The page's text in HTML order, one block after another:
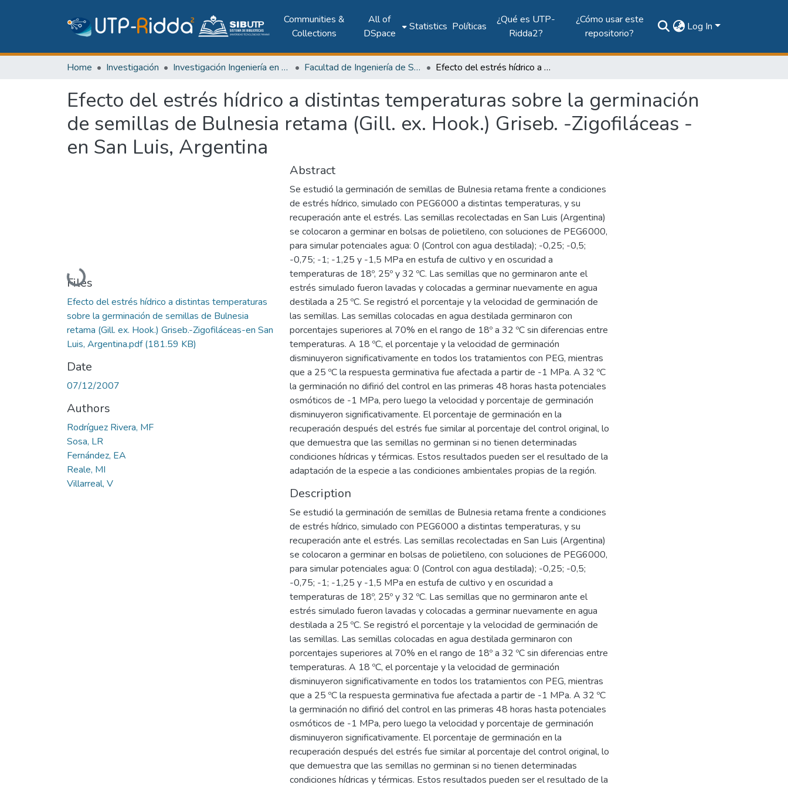
Communities &
Collections
All of
DSpace
Statistics Políticas
¿Qué es UTP-
Ridda2?
¿Cómo usar este
repositorio?
Log In
Home Investigación Investigación Ingeniería en computación e informática Facultad de Ingeniería de Sistemas Computacionales Efecto del estrés hídrico a distintas temperaturas sobre la germinación de semillas de Bulnesia retama (Gill. ex. Hook.) Griseb. -Zigofiláceas - en San Luis, Argentina
Efecto del estrés hídrico a distintas temperaturas sobre la germinación
de semillas de Bulnesia retama (Gill. ex. Hook.) Griseb. -Zigofiláceas -
en San Luis, Argentina
Loading...
Files
Efecto del estrés hídrico a distintas temperaturas
sobre la germinación de semillas de Bulnesia
retama (Gill. ex. Hook.) Griseb.-Zigofiláceas-en San
Luis, Argentina.pdf(181.59 KB)
Date
07/12/2007
Authors
Rodríguez Rivera, MF
Sosa, LR
Fernández, EA
Reale, MI
Villarreal, V
Abstract
Se estudió la germinación de semillas de Bulnesia retama frente a condiciones
de estrés hídrico, simulado con PEG6000 a distintas temperaturas, y su
recuperación ante el estrés. Las semillas recolectadas en San Luis (Argentina)
se colocaron a germinar en bolsas de polietileno, con soluciones de PEG6000,
para simular potenciales agua: 0 (Control con agua destilada); -0,25; -0,5;
-0,75; -1; -1,25 y -1,5 MPa en estufa de cultivo y en oscuridad a
temperaturas de 18º, 25º y 32 ºC. Las semillas que no germinaron ante el
estrés simulado fueron lavadas y colocadas a germinar nuevamente en agua
destilada a 25 ºC. Se registró el porcentaje y la velocidad de germinación de
las semillas. Las semillas colocadas en agua destilada germinaron con
porcentajes superiores al 70% en el rango de 18º a 32 ºC sin diferencias entre
temperaturas. A 18 ºC, el porcentaje y la velocidad de germinación
disminuyeron significativamente en todos los tratamientos con PEG, mientras
que a 25 ºC la respuesta germinativa fue afectada a partir de -1 MPa. A 32 ºC
la germinación no difirió del control en las primeras 48 horas hasta potenciales
osmóticos de -1 MPa, pero luego la velocidad y porcentaje de germinación
disminuyeron significativamente. El porcentaje de germinación en la
recuperación después del estrés fue similar al porcentaje del control original, lo
que demuestra que las semillas no germinan si no tienen determinadas
condiciones hídricas y térmicas. Estos resultados pueden ser el resultado de la
adaptación de la especie a las condiciones ambientales propias de la región.
Description
Se estudió la germinación de semillas de Bulnesia retama frente a condiciones
de estrés hídrico, simulado con PEG6000 a distintas temperaturas, y su
recuperación ante el estrés. Las semillas recolectadas en San Luis (Argentina)
se colocaron a germinar en bolsas de polietileno, con soluciones de PEG6000,
para simular potenciales agua: 0 (Control con agua destilada); -0,25; -0,5;
-0,75; -1; -1,25 y -1,5 MPa en estufa de cultivo y en oscuridad a
temperaturas de 18º, 25º y 32 ºC. Las semillas que no germinaron ante el
estrés simulado fueron lavadas y colocadas a germinar nuevamente en agua
destilada a 25 ºC. Se registró el porcentaje y la velocidad de germinación de
las semillas. Las semillas colocadas en agua destilada germinaron con
porcentajes superiores al 70% en el rango de 18º a 32 ºC sin diferencias entre
temperaturas. A 18 ºC, el porcentaje y la velocidad de germinación
disminuyeron significativamente en todos los tratamientos con PEG, mientras
que a 25 ºC la respuesta germinativa fue afectada a partir de -1 MPa. A 32 ºC
la germinación no difirió del control en las primeras 48 horas hasta potenciales
osmóticos de -1 MPa, pero luego la velocidad y porcentaje de germinación
disminuyeron significativamente. El porcentaje de germinación en la
recuperación después del estrés fue similar al porcentaje del control original, lo
que demuestra que las semillas no germinan si no tienen determinadas
condiciones hídricas y térmicas. Estos resultados pueden ser el resultado de la